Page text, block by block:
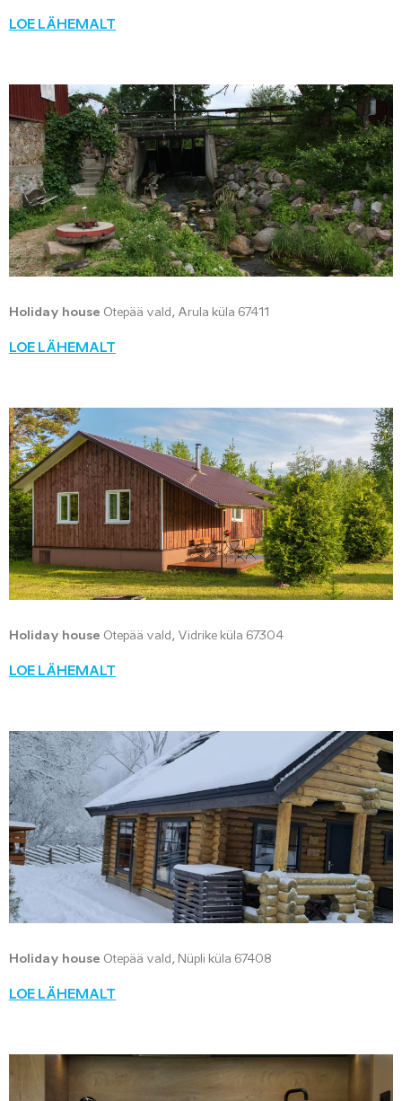
LOE LÄHEMALT
Holiday house Otepää vald, Arula küla 67411
LOE LÄHEMALT
Holiday house Otepää vald, Vidrike küla 67304
LOE LÄHEMALT
Holiday house Otepää vald, Nüpli küla 67408
LOE LÄHEMALT